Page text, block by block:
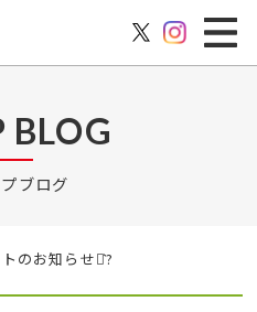
BLOG
ブログ
のお知らせ⋆͛?